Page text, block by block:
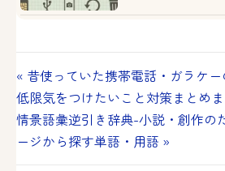
投
稿
ナ
« 昔使っていた携帯電話・ガラケ
低限気をつけたいこと対策まとめ
情景語彙逆引き辞典-小説・創作の
ージから探す単語・用語 »